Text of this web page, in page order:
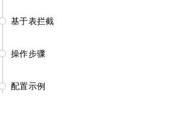
基于表拦截
操作步骤
配置示例